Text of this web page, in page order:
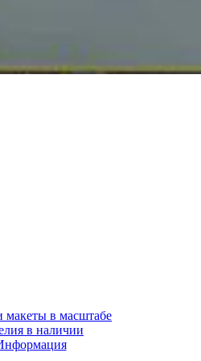
макеты в масштабе
в наличии